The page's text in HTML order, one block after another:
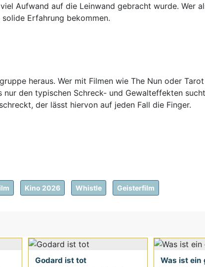
Aufwand auf die Leinwand gebracht wurde. Wer
Erfahrung bekommen.
heraus. Wer mit Filmen wie The Nun oder
den typischen Schreck- und Gewalteffekten
der lässt hiervon auf jeden Fall die Finger.
Kino 2026 Whistle Geisterfilm
Godard ist tot Was ist ein